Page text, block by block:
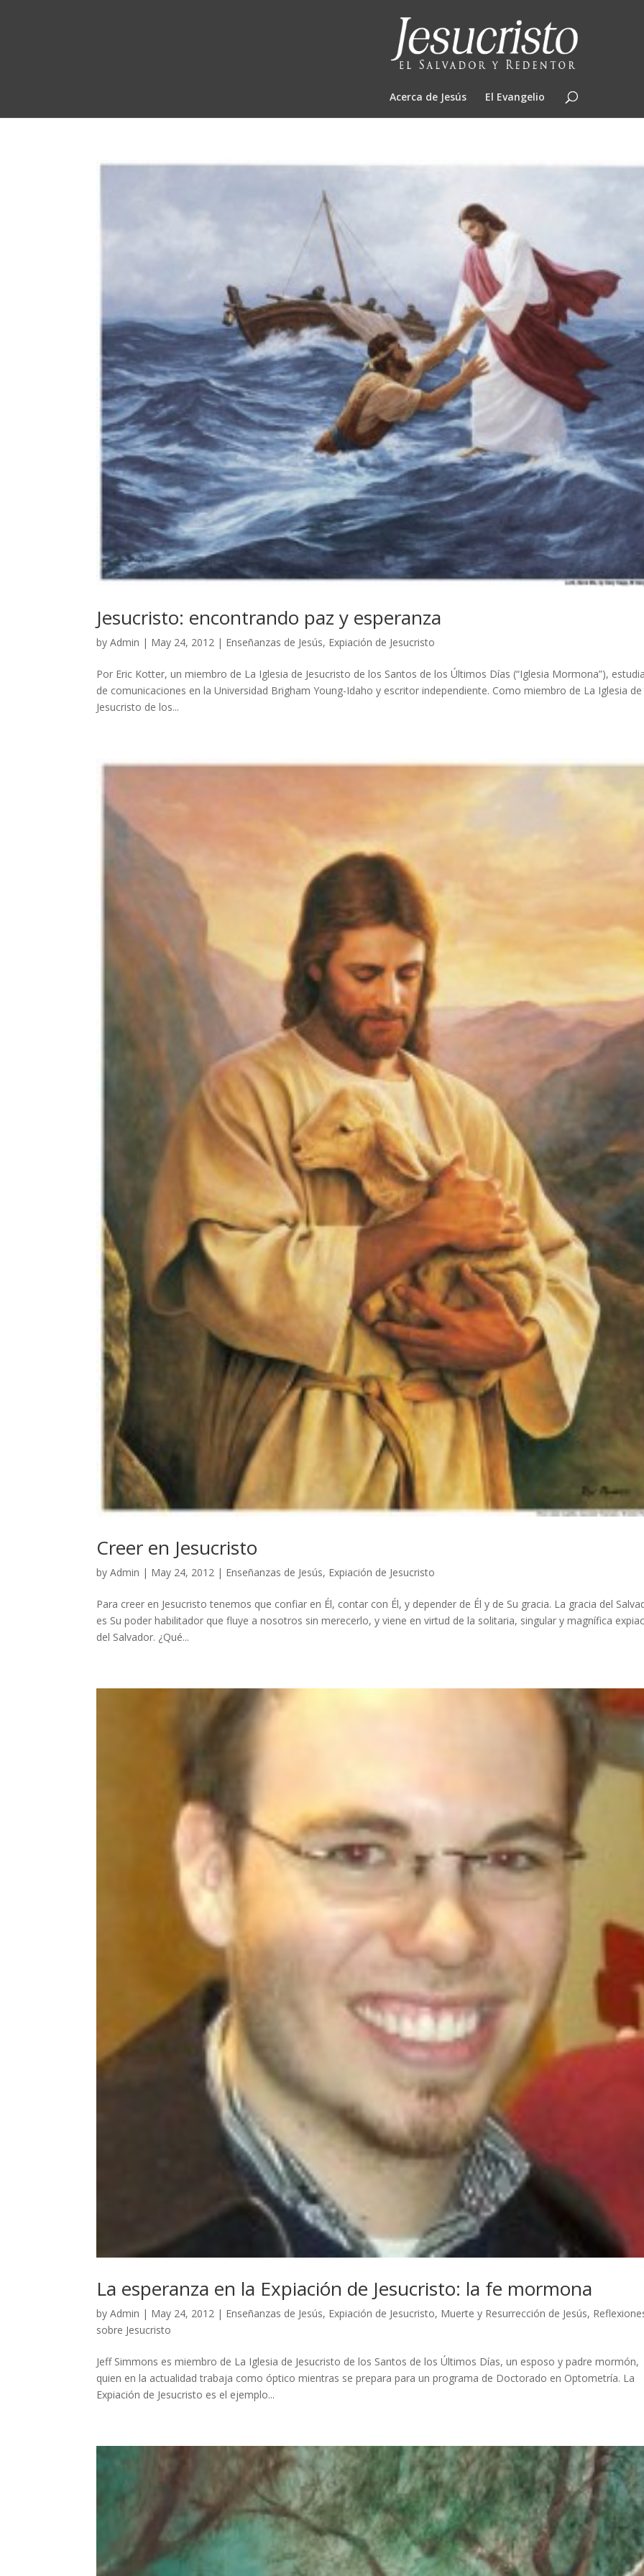
Acerca de Jesús El Evangelio
Jesucristo: encontrando paz y esperanza
byAdmin | May 24, 2012 | Enseñanzas de Jesús, Expiación de Jesucristo
Por Eric Kotter, un miembro de La Iglesia de Jesucristo de los Santos de los Últimos Días (“Iglesia Mormona”),
de comunicaciones en la Universidad Brigham Young-Idaho y escritor independiente. Como miembro de La Iglesia de
Jesucristo de los...
Creer en Jesucristo
byAdmin | May 24, 2012 | Enseñanzas de Jesús, Expiación de Jesucristo
Para creer en Jesucristo tenemos que confiar en Él, contar con Él, y depender de Él y de Su gracia. La gracia del
es Su poder habilitador que fluye a nosotros sin merecerlo, y viene en virtud de la solitaria, singular y magnífica
del Salvador. ¿Qué...
La esperanza en la Expiación de Jesucristo: la fe mormona
byAdmin | May 24, 2012 | Enseñanzas de Jesús, Expiación de Jesucristo, Muerte y Resurrección de Jesús,
sobre Jesucristo
Jeff Simmons es miembro de La Iglesia de Jesucristo de los Santos de los Últimos Días, un esposo y padre mormón,
quien en la actualidad trabaja como óptico mientras se prepara para un programa de Doctorado en Optometría. La
Expiación de Jesucristo es el ejemplo...